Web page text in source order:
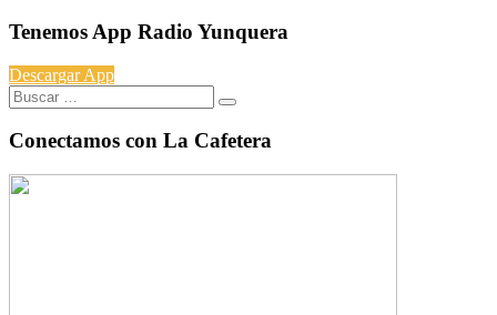
Tenemos App Radio Yunquera
Descargar App
Buscar:
Conectamos con La Cafetera